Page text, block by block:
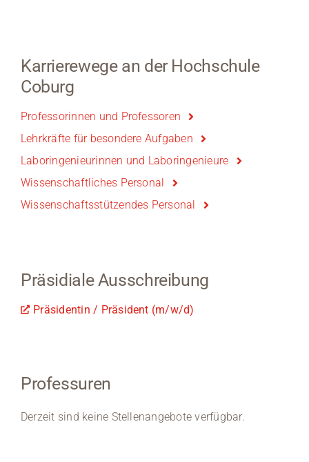
Karrierewege an der Hochschule
Coburg
Professorinnen und Professoren
Lehrkräfte für besondere Aufgaben
Laboringenieurinnen und Laboringenieure
Wissenschaftliches Personal
Wissenschaftsstützendes Personal
Präsidiale Ausschreibung
Präsidentin / Präsident (m/w/d)
Professuren
Derzeit sind keine Stellenangebote verfügbar.